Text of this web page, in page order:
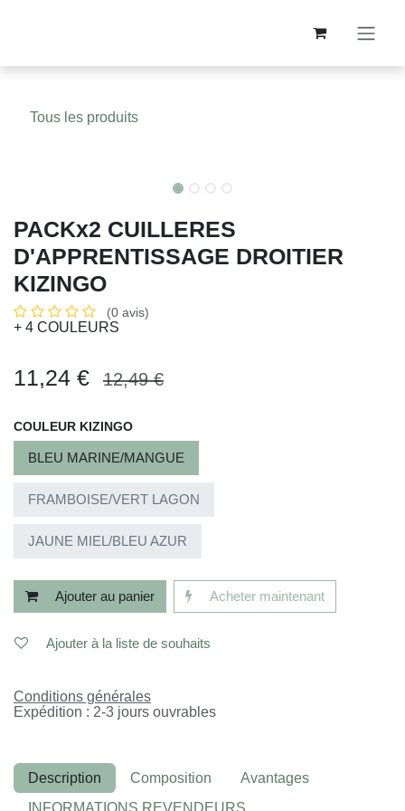
Tous les produits
PACKx2 CUILLERES
D'APPRENTISSAGE DROITIER
KIZINGO
(0 avis)
+ 4 COULEURS
11,24€ 12,49€
COULEUR KIZINGO
BLEU MARINE/MANGUE
FRAMBOISE/VERT LAGON
JAUNE MIEL/BLEU AZUR
Ajouter au panier Acheter maintenant
Ajouter à la liste de souhaits
Conditions générales
Expédition : 2-3 jours ouvrables
Description Composition
Avantages